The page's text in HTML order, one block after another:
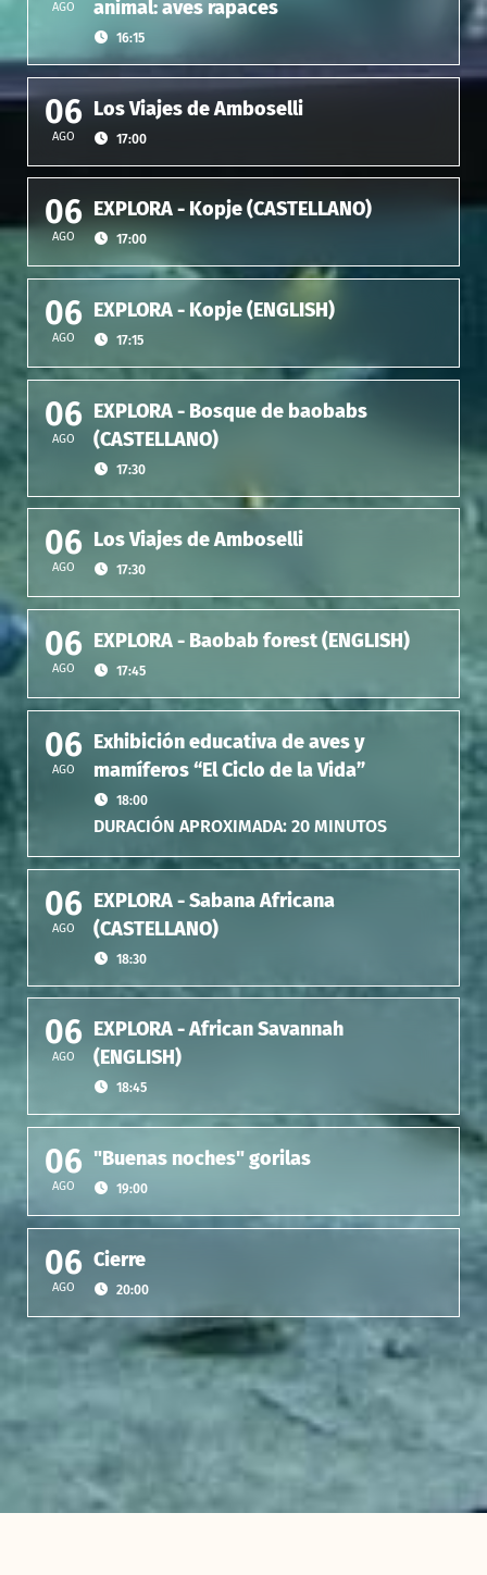
AGO animal: aves rapaces
16:15
06
AGO
Los Viajes de Amboselli
17:00
06
AGO
EXPLORA - Kopje (CASTELLANO)
17:00
06
AGO
EXPLORA - Kopje (ENGLISH)
17:15
06
AGO
EXPLORA - Bosque de baobabs
(CASTELLANO)
17:30
06
AGO
Los Viajes de Amboselli
17:30
06
AGO
EXPLORA - Baobab forest (ENGLISH)
17:45
06
AGO
Exhibición educativa de aves y
mamíferos “El Ciclo de la Vida”
18:00
DURACIÓN APROXIMADA: 20 MINUTOS
06
AGO
EXPLORA - Sabana Africana
(CASTELLANO)
18:30
06
AGO
EXPLORA - African Savannah
(ENGLISH)
18:45
06
AGO
"Buenas noches" gorilas
19:00
06
AGO
Cierre
20:00